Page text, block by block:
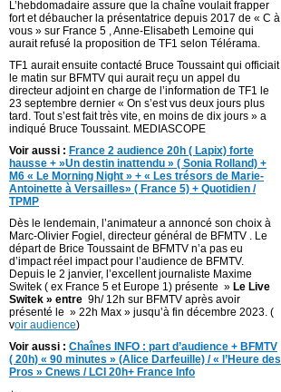
L’hebdomadaire assure que la chaîne voulait frapper
fort et débaucher la présentatrice depuis 2017 de « C à
vous » sur France 5 , Anne-Elisabeth Lemoine qui
aurait refusé la proposition de TF1 selon Télérama.
TF1 aurait ensuite contacté Bruce Toussaint qui officiait
le matin sur BFMTV qui aurait reçu un appel du
directeur adjoint en charge de l’information de TF1 le
23 septembre dernier « On s’est vus deux jours plus
tard. Tout s’est fait très vite, en moins de dix jours » a
indiqué Bruce Toussaint. MEDIASCOPE
Voir aussi : France 2 audience 20h ( Lapix) forte
hausse + »Un destin inattendu » ( Sonia Rolland) +
M6 « Le Morning Night » + « Les trésors de Marie-
Antoinette à Versailles» ( France 5) + Quotidien /
TPMP
Dès le lendemain, l’animateur a annoncé son choix à
Marc-Olivier Fogiel, directeur général de BFMTV . Le
départ de Brice Toussaint de BFMTV n’a pas eu
d’impact réel impact pour l’audience de BFMTV.
Depuis le 2 janvier, l’excellent journaliste Maxime
Switek ( ex France 5 et Europe 1) présente » Le Live
Switek » entre 9h/ 12h sur BFMTV après avoir
présenté le » 22h Max » jusqu’à fin décembre 2023. (
voir audience)
Voir aussi : Chaînes INFO : part d’audience + BFMTV
( 20h) « 90 minutes » (Alice Darfeuille) / « l’Heure des
Pros » Cnews / LCI 20h+ France Info